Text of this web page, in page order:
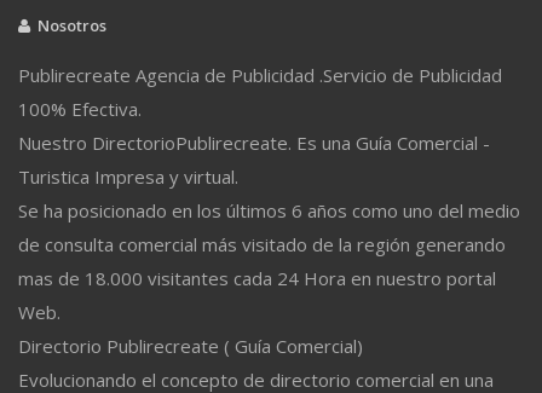
Nosotros
Publirecreate Agencia de Publicidad .Servicio de Publicidad
100% Efectiva.
Nuestro DirectorioPublirecreate. Es una Guía Comercial -
Turistica Impresa y virtual.
Se ha posicionado en los últimos 6 años como uno del medio
de consulta comercial más visitado de la región generando
mas de 18.000 visitantes cada 24 Hora en nuestro portal
Web.
Directorio Publirecreate ( Guía Comercial)
Evolucionando el concepto de directorio comercial en una